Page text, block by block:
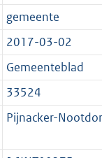
gemeente
2017-03-02
Gemeenteblad
33524
Pijnacker-